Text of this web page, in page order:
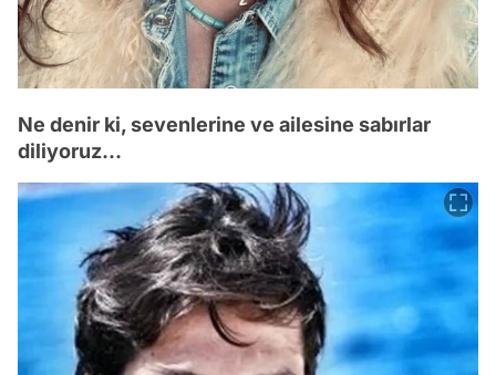
Ne denir ki, sevenlerine ve ailesine sabırlar
diliyoruz...